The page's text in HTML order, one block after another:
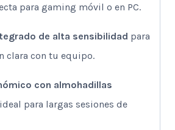
para gaming móvil o en PC.
de alta sensibilidad para
clara con tu equipo.
con almohadillas
para largas sesiones de